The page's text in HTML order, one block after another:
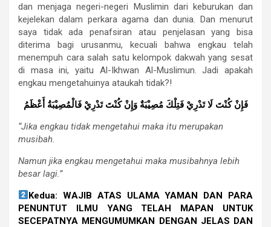
dan menjaga negeri-negeri Muslimin dari keburukan dan
kejelekan dalam perkara agama dan dunia. Dan menurut
saya tidak ada penafsiran atau penjelasan yang bisa
diterima bagi urusanmu, kecuali bahwa engkau telah
menempuh cara salah satu kelompok dakwah yang sesat
di masa ini, yaitu Al-Ikhwan Al-Muslimun. Jadi apakah
engkau mengetahuinya ataukah tidak?!
فَإِنْ كُنْتَ لَا تَدْرِيْ فَتِلْكَ مُصِيْبَةٌ وَإِنْ كُنْتَ تَدْرِيْ فَالْمُصِيْبَةُ أَعْظَمُ
“Jika engkau tidak mengetahui maka itu merupakan
musibah.
Namun jika engkau mengetahui maka musibahnya lebih
besar lagi.”
Kedua: WAJIB ATAS ULAMA YAMAN DAN PARA
PENUNTUT ILMU YANG TELAH MAPAN UNTUK
SECEPATNYA MENGUMUMKAN DENGAN JELAS DAN